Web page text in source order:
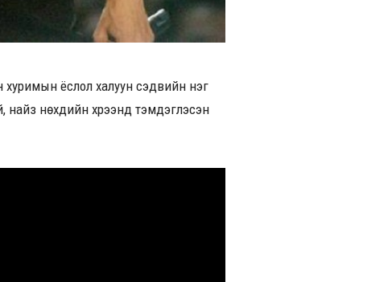
ёслол халуун сэдвийн нэг
найз нөхдийн хүрээнд тэмдэглэсэн